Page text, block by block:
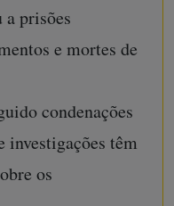
prisões
e mortes de
condenações
investigações têm
os